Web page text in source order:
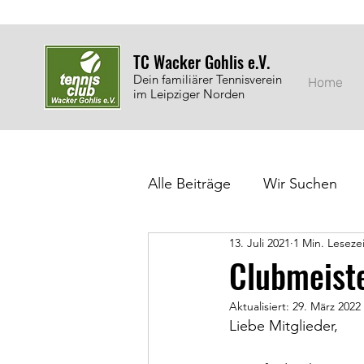
TC Wacker Gohlis e.V.
Dein familiärer Tennisverein
im Leipziger Norden
Home
Alle Beiträge Wir Suchen
Jugendarbeit
13. Juli 2021 1 Min.
Aktualisiert: 29. März 2022
Liebe Mitglieder,